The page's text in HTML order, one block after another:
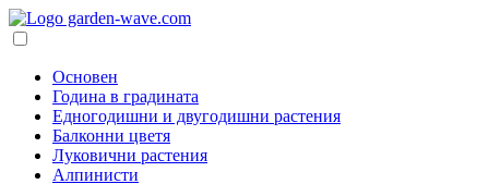
Основен
Година в градината
Едногодишни и двугодишни растения
Балконни цветя
Луковични растения
Алпинисти